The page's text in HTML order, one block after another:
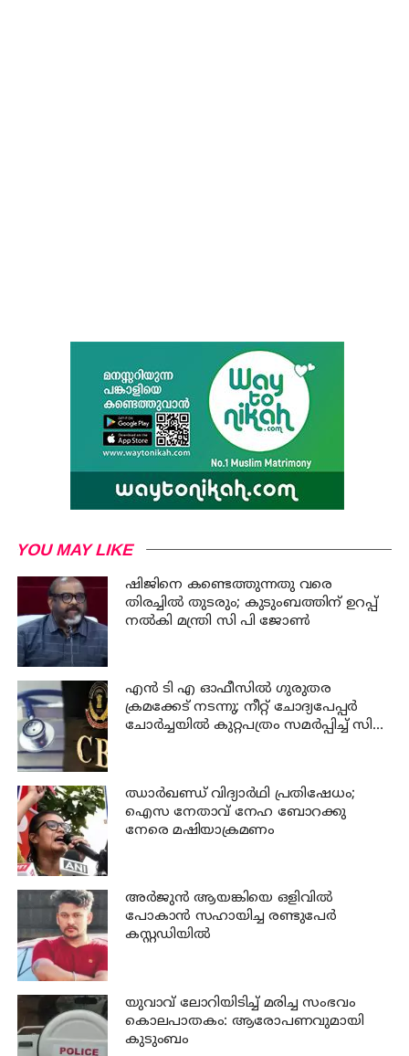
YOU MAY LIKE
ഷിജിനെ കണ്ടെത്തുന്നതു വരെ
തിരച്ചില്‍ തുടരും; കുടുംബത്തിന് ഉറപ്പ്
നല്‍കി മന്ത്രി സി പി ജോണ്‍
എന്‍ ടി എ ഓഫീസില്‍ ഗുരുതര
ക്രമക്കേട് നടന്നു; നീറ്റ് ചോദ്യപേപ്പര്‍
ചോര്‍ച്ചയില്‍ കുറ്റപത്രം സമര്‍പ്പിച്ച് സി
ഝാര്‍ഖണ്ഡ് വിദ്യാര്‍ഥി പ്രതിഷേധം;
ഐസ നേതാവ് നേഹ ബോറക്കു
നേരെ മഷിയാക്രമണം
അര്‍ജുന്‍ ആയങ്കിയെ ഒളിവില്‍
പോകാന്‍ സഹായിച്ച രണ്ടുപേര്‍
കസ്റ്റഡിയില്‍
യുവാവ് ലോറിയിടിച്ച് മരിച്ച സംഭവം
കൊലപാതകം: ആരോപണവുമായി
കുടുംബം